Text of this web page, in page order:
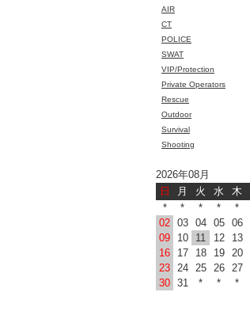
AIR
CT
POLICE
SWAT
VIP/Protection
Private Operators
Rescue
Outdoor
Survival
Shooting
2026年08月
日
月 火 水 木
*
* * * *
02 03 04 05 06
09
10 11 12 13
16
17 18 19 20
23
24 25 26 27
30 31 * * *